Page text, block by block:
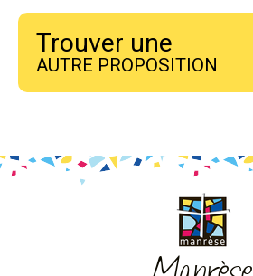
Trouver une
AUTRE PROPOSITION